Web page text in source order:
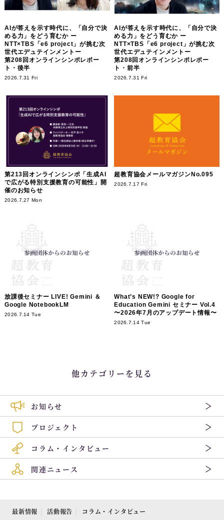
AIが答えを示す時代に、「自分で決
める力」をどう育むか ー
NTT×TBS「e6 project」が挑む次
世代エデュテインメントー
第208回オンラインシンポレポー
ト・後半
2026.7.31 Fri
AIが答えを示す時代に、「自分で決
める力」をどう育むか ー
NTT×TBS「e6 project」が挑む次
世代エデュテインメントー
第208回オンラインシンポレポー
ト・前半
2026.7.31 Fri
第213回オンラインシンポ「生成AI
で広がる特別支援教育の可能性」開
催のお知らせ
2026.7.27 Mon
超教育協会メールマガジンNo.095
2026.7.17 Fri
放課後セミナー LIVE! Gemini ＆
Google NotebookLM
2026.7.14 Tue
What’s NEW!? Google for
Education Gemini セミナー Vol.4
〜2026年7月のアップデート情報〜
2026.7.14 Tue
他カテゴリーを見る
お知らせ
プロジェクト
コラム・インタビュー
関連ニュース
最新情報 活動報告 コラム・インタビュー